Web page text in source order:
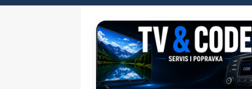
[ 19. jul 2026. ] Da li i obraz
[ 16. jul 2026. ] Mile će da ti
[ 16. jul 2026. ] Krediti i